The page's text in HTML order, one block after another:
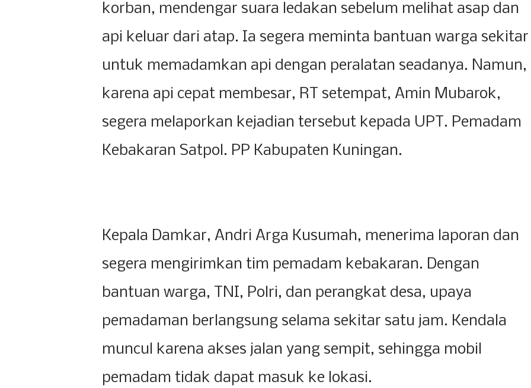
korban, mendengar suara ledakan sebelum melihat asap dan
api keluar dari atap. Ia segera meminta bantuan warga sekitar
untuk memadamkan api dengan peralatan seadanya. Namun,
karena api cepat membesar, RT setempat, Amin Mubarok,
segera melaporkan kejadian tersebut kepada UPT. Pemadam
Kebakaran Satpol. PP Kabupaten Kuningan.
Kepala Damkar, Andri Arga Kusumah, menerima laporan dan
segera mengirimkan tim pemadam kebakaran. Dengan
bantuan warga, TNI, Polri, dan perangkat desa, upaya
pemadaman berlangsung selama sekitar satu jam. Kendala
muncul karena akses jalan yang sempit, sehingga mobil
pemadam tidak dapat masuk ke lokasi.